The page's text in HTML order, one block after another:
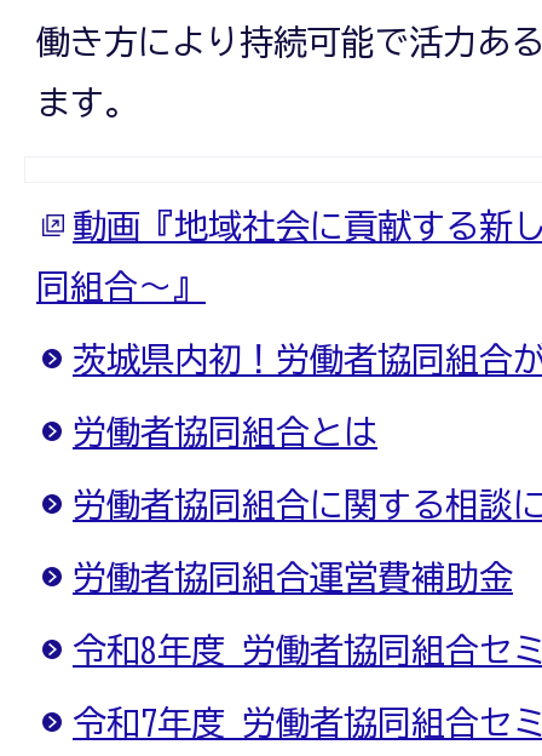
働き方により持続可能で活力あ
ます。
動画『地域社会に貢献する新
同組合～』
茨城県内初！労働者協同組合
労働者協同組合とは
労働者協同組合に関する相談
労働者協同組合運営費補助金
令和8年度 労働者協同組合セ
令和7年度 労働者協同組合セ